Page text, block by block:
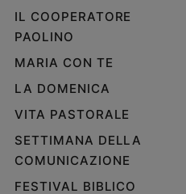
Famiglia
educazione
Genitori
e
Scuola
IL COOPERATORE
PAOLINO
MARIA CON TE
LA DOMENICA
VITA PASTORALE
SETTIMANA DELLA
COMUNICAZIONE
FESTIVAL BIBLICO